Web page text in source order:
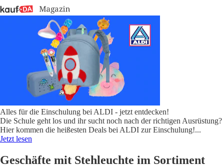
Alles für die Einschulung bei ALDI - jetzt entdecken!
Die Schule geht los und ihr sucht noch nach der richtigen Ausrüstung?
Hier kommen die heißesten Deals bei ALDI zur Einschulung!...
Jetzt lesen
Geschäfte mit Stehleuchte im Sortiment